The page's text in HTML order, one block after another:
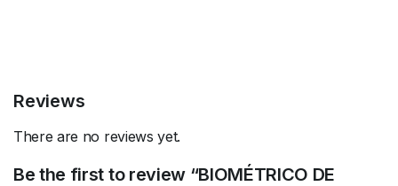
Reviews
There are no reviews yet.
Be the first to review “BIOMÉTRICO DE